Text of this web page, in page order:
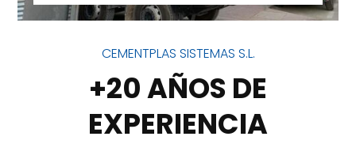
CEMENTPLAS SISTEMAS S.L.
+20 AÑOS DE
EXPERIENCIA